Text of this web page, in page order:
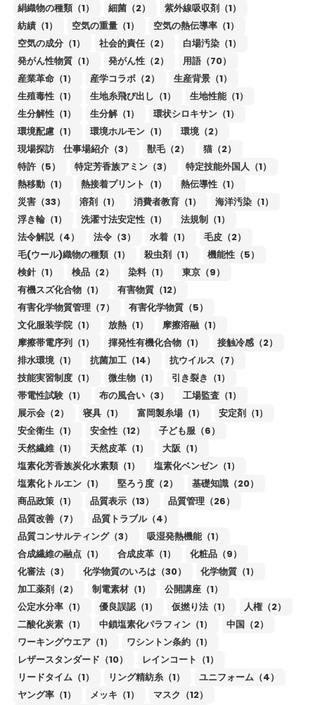
絹織物の種類（1）
細菌（2）
紫外線吸収剤（1）
紡績（1）
空気の重量（1）
空気の熱伝導率（1）
空気の成分（1）
社会的責任（2）
白場汚染（1）
発がん性物質（1）
発がん性（2）
用語（70）
産業革命（1）
産学コラボ（2）
生産背景（1）
生殖毒性（1）
生地糸飛び出し（1）
生地性能（1）
生分解性（1）
生分解（1）
環状シロキサン（1）
環境配慮（1）
環境ホルモン（1）
環境（2）
現場探訪 仕事場紹介（3）
獣毛（2）
猫（2）
特許（5）
特定芳香族アミン（3）
特定技能外国人（1）
熱移動（1）
熱接着プリント（1）
熱伝導性（1）
災害（33）
溶剤（1） 消費者教育（1）
海洋汚染（1）
浮き輪（1）
洗濯寸法安定性（1）
法規制（1）
法令解説（4）
法令（3） 水着（1）
毛皮（2）
毛(ウール)織物の種類（1）
殺虫剤（1）
機能性（5）
検針（1）
検品（2） 染料（1）
東京（9）
有機スズ化合物（1）
有害物質（12）
有害化学物質管理（7）
有害化学物質（5）
文化服装学院（1）
放熱（1）
摩擦溶融（1）
摩擦帯電序列（1）
揮発性有機化合物（1）
接触冷感（2）
排水環境（1）
抗菌加工（14）
抗ウイルス（7）
技能実習制度（1）
微生物（1）
引き裂き（1）
帯電性試験（1）
布の風合い（3）
工場監査（1）
展示会（2）
寝具（1） 富岡製糸場（1）
安定剤（1）
安全衛生（1）
安全性（12）
子ども服（6）
天然繊維（1）
天然皮革（1）
大阪（1）
塩素化芳香族炭化水素類（1）
塩素化ベンゼン（1）
塩素化トルエン（1）
堅ろう度（2）
基礎知識（20）
商品政策（1）
品質表示（13）
品質管理（26）
品質改善（7）
品質トラブル（4）
品質コンサルティング（3）
吸湿発熱機能（1）
合成繊維の融点（1）
合成皮革（1）
化粧品（9）
化審法（3）
化学物質のいろは（30）
化学物質（1）
加工薬剤（2）
制電素材（1）
公開講座（1）
公定水分率（1）
優良誤認（1） 仮撚り法（1）
人権（2）
二酸化炭素（1）
中鎖塩素化パラフィン（1）
中国（2）
ワーキングウエア（1）
ワシントン条約（1）
レザースタンダード（10）
レインコート（1）
リードタイム（1）
リング精紡糸（1）
ユニフォーム（4）
ヤング率（1）
メッキ（1） マスク（12）